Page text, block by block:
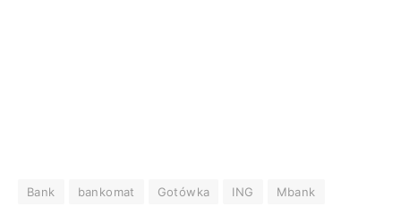
Bank bankomat Gotówka ING
Mbank